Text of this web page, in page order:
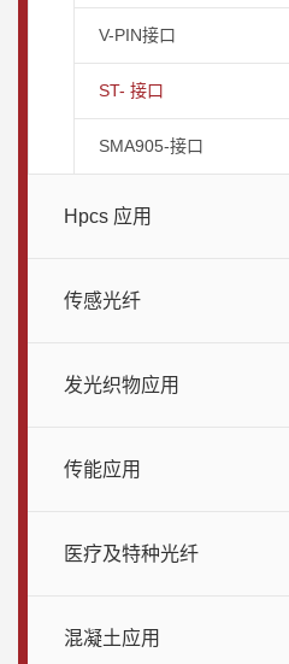
V-PIN接口
ST- 接口
SMA905-接口
Hpcs 应用
传感光纤
发光织物应用
传能应用
医疗及特种光纤
混凝土应用